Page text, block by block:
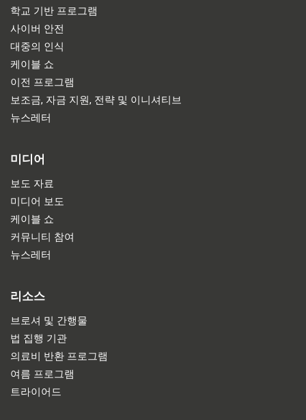
학교 기반 프로그램
사이버 안전
대중의 인식
케이블 쇼
이전 프로그램
보조금, 자금 지원, 전략 및 이니셔티브
뉴스레터
미디어
보도 자료
미디어 보도
케이블 쇼
커뮤니티 참여
뉴스레터
리소스
브로셔 및 간행물
법 집행 기관
의료비 반환 프로그램
여름 프로그램
트라이어드